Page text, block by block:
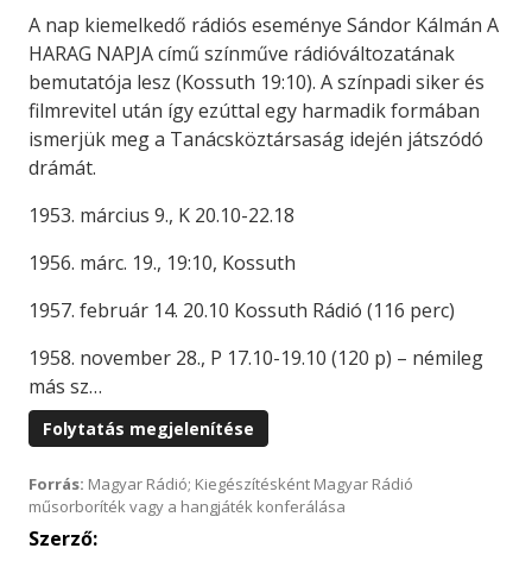
A nap kiemelkedő rádiós eseménye Sándor Kálmán A
HARAG NAPJA című színműve rádióváltozatának
bemutatója lesz (Kossuth 19:10). A színpadi siker és
filmrevitel után így ezúttal egy harmadik formában
ismerjük meg a Tanácsköztársaság idején játszódó
drámát.
1953. március 9., K 20.10-22.18
1956. márc. 19., 19:10, Kossuth
1957. február 14. 20.10 Kossuth Rádió (116 perc)
1958. november 28., P 17.10-19.10 (120 p) – némileg
más sz…
Folytatás megjelenítése
Forrás: Magyar Rádió; Kiegészítésként Magyar Rádió
műsorboríték vagy a hangjáték konferálása
Szerző: